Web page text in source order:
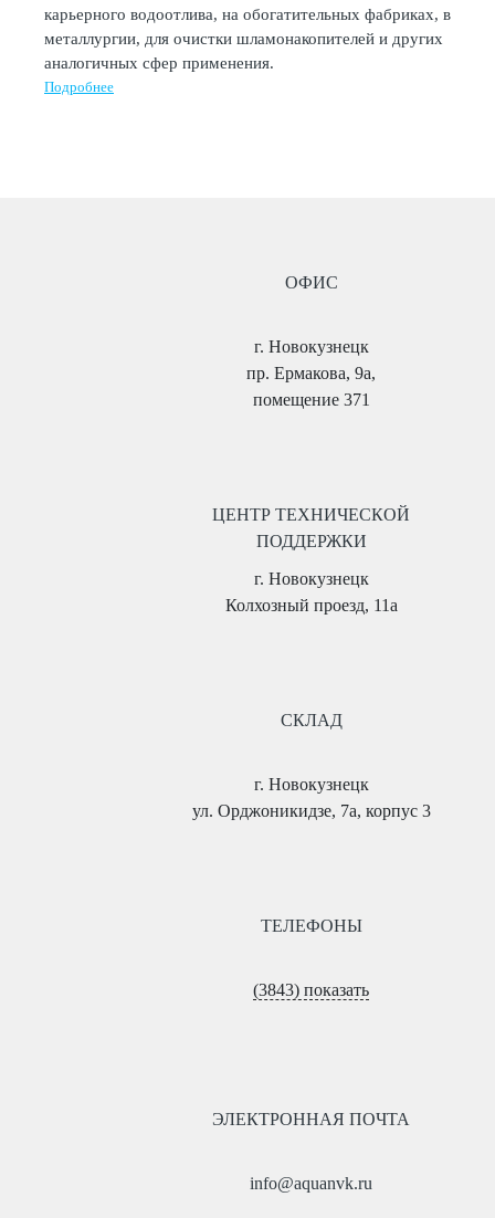
карьерного водоотлива, на обогатительных фабриках, в
металлургии, для очистки шламонакопителей и других
аналогичных сфер применения.
Подробнее
ОФИС
г. Новокузнецк
пр. Ермакова, 9а,
помещение 371
ЦЕНТР ТЕХНИЧЕСКОЙ
ПОДДЕРЖКИ
г. Новокузнецк
Колхозный проезд, 11а
СКЛАД
г. Новокузнецк
ул. Орджоникидзе, 7а, корпус 3
ТЕЛЕФОНЫ
(3843) показать
ЭЛЕКТРОННАЯ ПОЧТА
info@aquanvk.ru